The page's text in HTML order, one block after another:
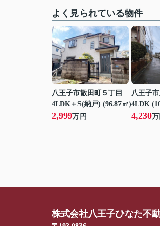
よく見られている物件
八王子市散田町５丁目
4LDK＋S(納戸) (96.87㎡)
2,999万円
八王子市
4LDK
4,230万
株式会社八王子ひなた不